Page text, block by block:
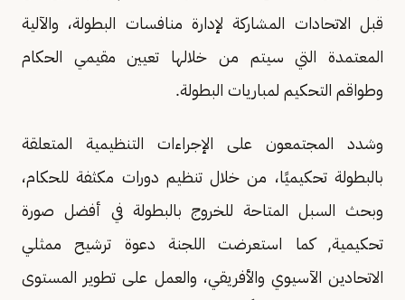
قبل الاتحادات المشاركة لإدارة منافسات البطولة، والآلية
المعتمدة التي سيتم من خلالها تعيين مقيمي الحكام
وطواقم التحكيم لمباريات البطولة.
وشدد المجتمعون على الإجراءات التنظيمية المتعلقة
بالبطولة تحكيميًا، من خلال تنظيم دورات مكثفة للحكام،
وبحث السبل المتاحة للخروج بالبطولة في أفضل صورة
تحكيمية, كما استعرضت اللجنة دعوة ترشيح ممثلي
الاتحادين الآسيوي والأفريقي، والعمل على تطوير المستوى